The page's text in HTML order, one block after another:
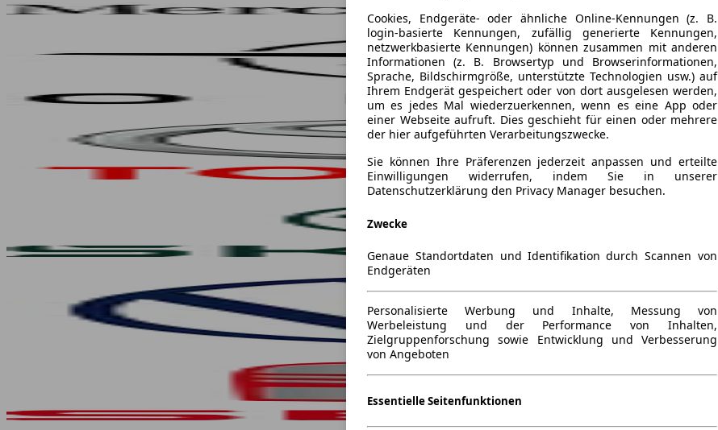
Cookies, Endgeräte- oder ähnliche Online-Kennungen (z. B.
login-basierte Kennungen, zufällig generierte Kennungen,
netzwerkbasierte Kennungen) können zusammen mit anderen
Informationen (z. B. Browsertyp und Browserinformationen,
Sprache, Bildschirmgröße, unterstützte Technologien usw.) auf
Ihrem Endgerät gespeichert oder von dort ausgelesen werden,
um es jedes Mal wiederzuerkennen, wenn es eine App oder
einer Webseite aufruft. Dies geschieht für einen oder mehrere
der hier aufgeführten Verarbeitungszwecke.
Sie können Ihre Präferenzen jederzeit anpassen und erteilte
Einwilligungen widerrufen, indem Sie in unserer
Datenschutzerklärung den Privacy Manager besuchen.
Zwecke
Genaue Standortdaten und Identifikation durch Scannen von
Endgeräten
Personalisierte Werbung und Inhalte, Messung von
Werbeleistung und der Performance von Inhalten,
Zielgruppenforschung sowie Entwicklung und Verbesserung
von Angeboten
Essentielle Seitenfunktionen